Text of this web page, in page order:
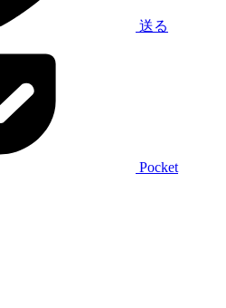
送る
Pocket